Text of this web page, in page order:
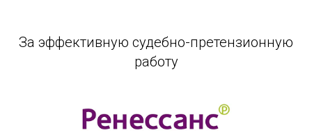
За эффективную судебно-претензионную
работу